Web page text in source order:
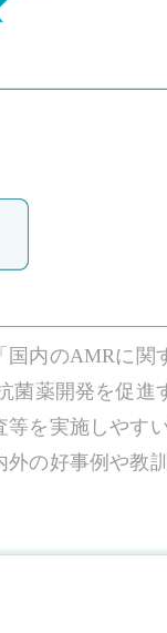
内のAMRに関
菌薬開発を促進
を実施しやす
の好事例や教